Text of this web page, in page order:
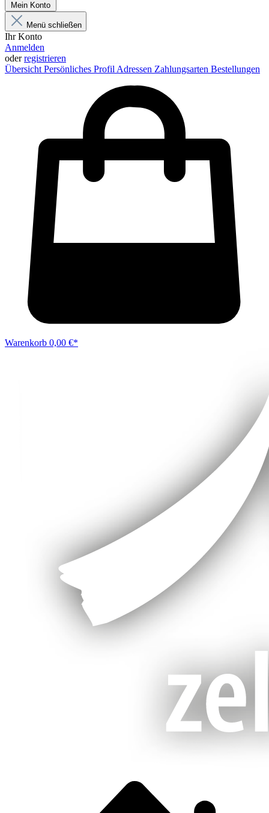
Mein Konto
Menü schließen
Ihr Konto
Anmelden
oderregistrieren
Übersicht Persönliches Profil Adressen Zahlungsarten Bestellungen
Warenkorb 0,00 €*